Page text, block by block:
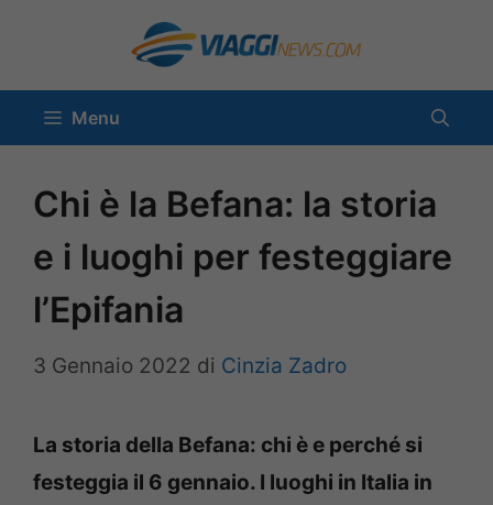
contenuto
Menu
Chi è la Befana: la storia
e i luoghi per festeggiare
l’Epifania
3 Gennaio 2022 di Cinzia Zadro
La storia della Befana: chi è e perché si
festeggia il 6 gennaio. I luoghi in Italia in